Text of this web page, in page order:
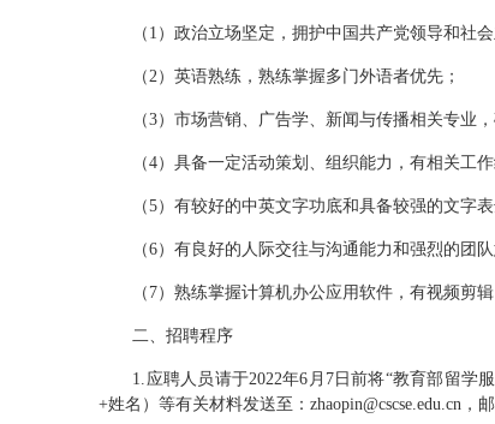
（1）政治立场坚定，拥护中国共产党领导和社会
（2）英语熟练，熟练掌握多门外语者优先；
（3）市场营销、广告学、新闻与传播相关专业，
（4）具备一定活动策划、组织能力，有相关工作
（5）有较好的中英文字功底和具备较强的文字表
（6）有良好的人际交往与沟通能力和强烈的团队
（7）熟练掌握计算机办公应用软件，有视频剪辑
二、招聘程序
1.应聘人员请于2022年6月7日前将“教育部留学服
+姓名）等有关材料发送至：zhaopin@cscse.edu.cn，